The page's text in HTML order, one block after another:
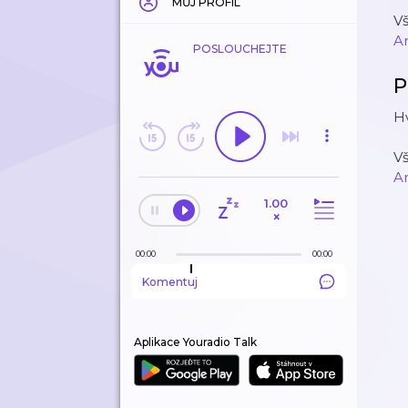
POSLOUCHEJTE
1.00
×
00:00 00:00
Komentuj
Aplikace Youradio Talk